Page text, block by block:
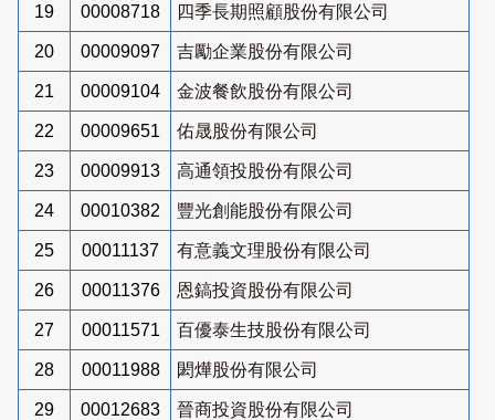
19 00008718 四季長期照顧股份有限公司
20 00009097 吉勵企業股份有限公司
21 00009104 金波餐飲股份有限公司
22 00009651 佑晟股份有限公司
23 00009913 高通領投股份有限公司
24 00010382 豐光創能股份有限公司
25 00011137 有意義文理股份有限公司
26 00011376 恩鎬投資股份有限公司
27 00011571 百優泰生技股份有限公司
28 00011988 閎燁股份有限公司
29 00012683 晉商投資股份有限公司